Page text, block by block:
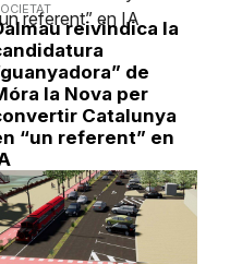
reivindica la
de
la Nova per
Catalunya
“un referent” en